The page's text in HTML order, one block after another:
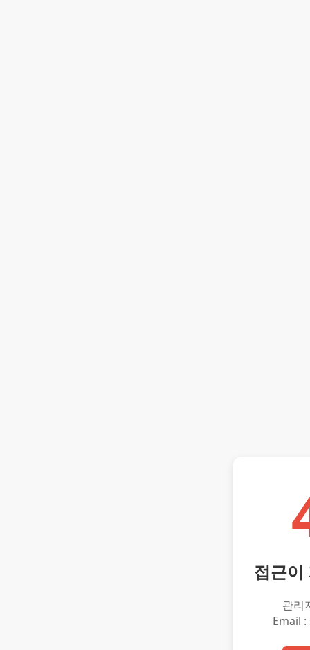
접근이
관리
Email